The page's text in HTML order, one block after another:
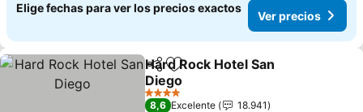
Elige fechas para ver los precios exactos
Ver precios
CompartirAgregar a favoritos
Hard Rock Hotel San
Diego
4 Estrellas
8,6 Excelente
18.941